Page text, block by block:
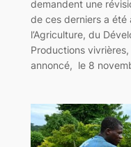
demandent une
de ces derniers a été
l’Agriculture, du
Productions vivrières,
annoncé, le 8